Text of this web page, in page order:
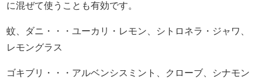
に混ぜて使うことも有効です。
蚊、ダニ・・・ユーカリ・レモン、シトロネラ・ジャワ、
レモングラス
ゴキブリ・・・アルベンシスミント、クローブ、シナモン